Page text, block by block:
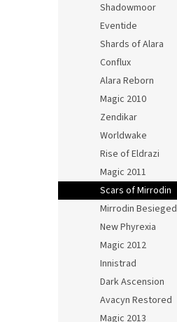
Shadowmoor
Eventide
Shards of Alara
Conflux
Alara Reborn
Magic 2010
Zendikar
Worldwake
Rise of Eldrazi
Magic 2011
Scars of Mirrodin
Mirrodin Besieged
New Phyrexia
Magic 2012
Innistrad
Dark Ascension
Avacyn Restored
Magic 2013